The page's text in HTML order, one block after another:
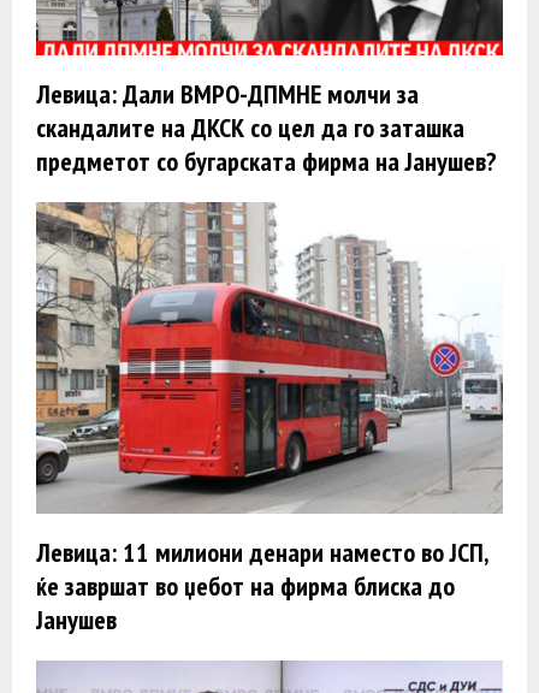
Левица: Дали ВМРО-ДПМНЕ молчи за
скандалите на ДКСК со цел да го заташка
предметот со бугарската фирма на Јанушев?
Левица: 11 милиони денари наместо во ЈСП,
ќе завршат во џебот на фирма блиска до
Јанушев